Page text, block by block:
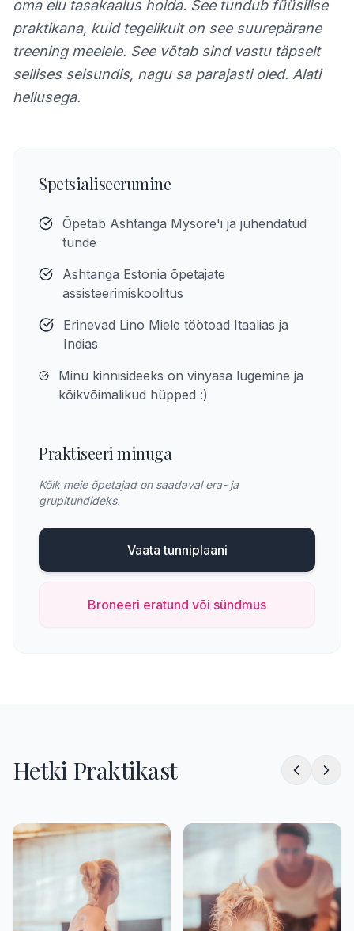
oma elu tasakaalus hoida. See tundub füüsilise
praktikana, kuid tegelikult on see suurepärane
treening meelele. See võtab sind vastu täpselt
sellises seisundis, nagu sa parajasti oled. Alati
hellusega.
Spetsialiseerumine
Õpetab Ashtanga Mysore'i ja juhendatud
tunde
Ashtanga Estonia õpetajate
assisteerimiskoolitus
Erinevad Lino Miele töötoad Itaalias ja
Indias
Minu kinnisideeks on vinyasa lugemine ja
kõikvõimalikud hüpped :)
Praktiseeri minuga
Kõik meie õpetajad on saadaval era- ja
grupitundideks.
Vaata tunniplaani
Broneeri eratund või sündmus
Hetki Praktikast